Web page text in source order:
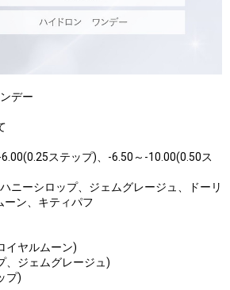
デー
ステップ)、-6.50～-10.00(0.50ス
ニーシロップ、ジェムグレージュ、ドーリ
ーン、キティパフ
イヤルムーン)
、ジェムグレージュ)
プ)